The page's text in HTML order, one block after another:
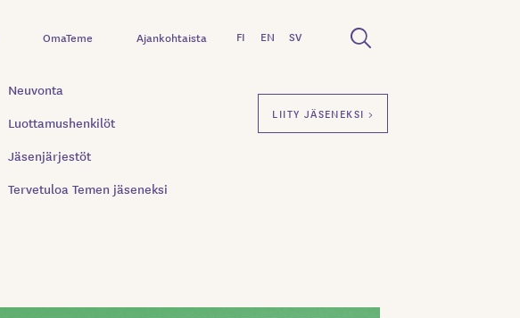
OmaTeme Ajankohtaista FI EN SV
Neuvonta
Luottamushenkilöt
Jäsenjärjestöt
Tervetuloa Temen jäseneksi
LIITY JÄSENEKSI >